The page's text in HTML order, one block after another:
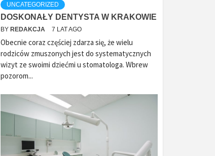
UNCATEGORIZED
DOSKONAŁY DENTYSTA W KRAKOWIE
BY REDAKCJA 7 LAT AGO
Obecnie coraz częściej zdarza się, że wielu
rodziców zmuszonych jest do systematycznych
wizyt ze swoimi dziećmi u stomatologa. Wbrew
pozorom...